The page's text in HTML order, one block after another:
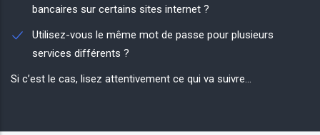
bancaires sur certains sites internet ?
Utilisez-vous le même mot de passe pour plusieurs
services différents ?
Si c’est le cas, lisez attentivement ce qui va suivre...